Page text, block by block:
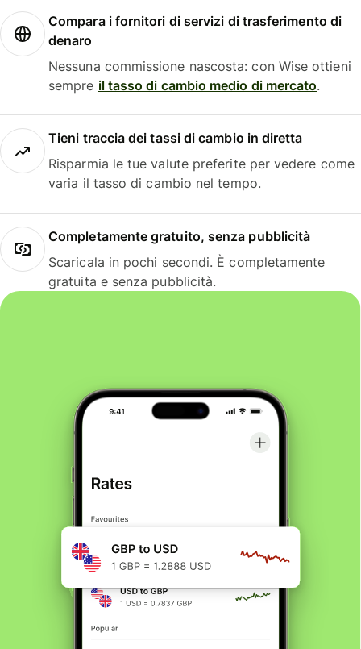
Compara i fornitori di servizi di trasferimento di
denaro
Nessuna commissione nascosta: con Wise ottieni
sempre il tasso di cambio medio di mercato.
Tieni traccia dei tassi di cambio in diretta
Risparmia le tue valute preferite per vedere come
varia il tasso di cambio nel tempo.
Completamente gratuito, senza pubblicità
Scaricala in pochi secondi. È completamente
gratuita e senza pubblicità.